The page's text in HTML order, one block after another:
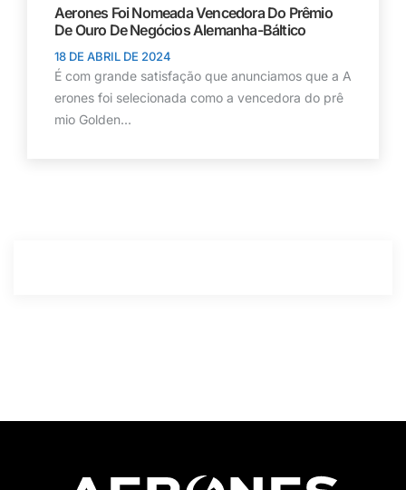
Aerones Foi Nomeada Vencedora Do Prêmio
De Ouro De Negócios Alemanha-Báltico
18 DE ABRIL DE 2024
É com grande satisfação que anunciamos que a A
erones foi selecionada como a vencedora do prê
mio Golden...